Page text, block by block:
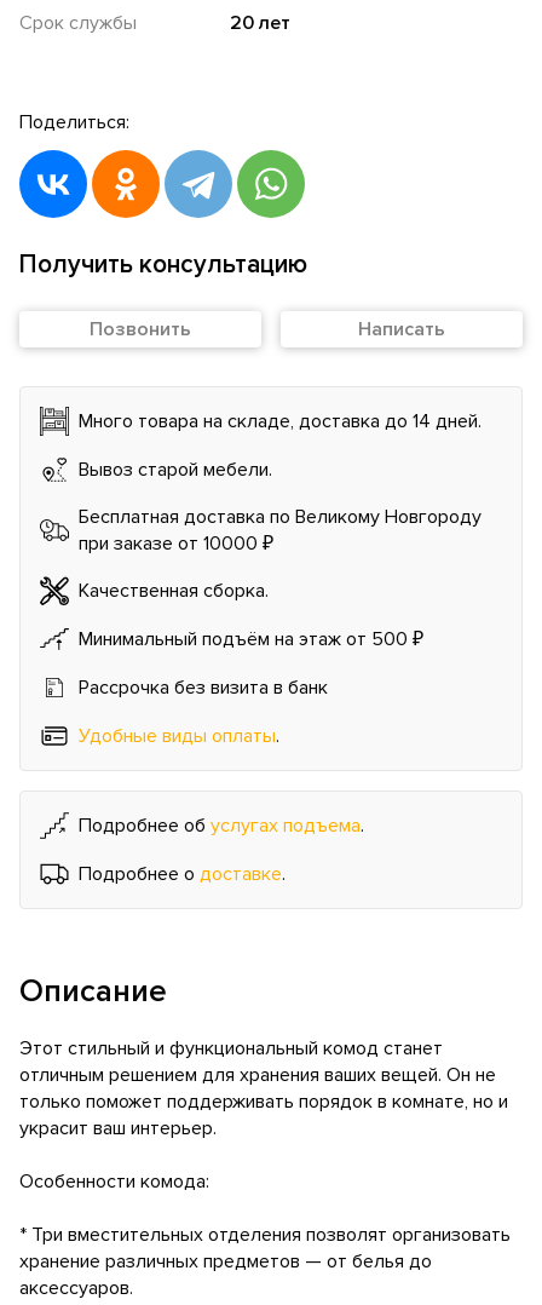
Срок службы
20 лет
Поделиться:
Получить консультацию
Позвонить Написать
Много товара на складе, доставка до 14 дней.
Вывоз старой мебели.
Бесплатная доставка по Великому Новгороду
при заказе от 10000 ₽
Качественная сборка.
Минимальный подъём на этаж от 500 ₽
Рассрочка без визита в банк
Удобные виды оплаты.
Подробнее об услугах подъема.
Подробнее о доставке.
Описание
Этот стильный и функциональный комод станет
отличным решением для хранения ваших вещей. Он не
только поможет поддерживать порядок в комнате, но и
украсит ваш интерьер.
Особенности комода:
* Три вместительных отделения позволят организовать
хранение различных предметов — от белья до
аксессуаров.